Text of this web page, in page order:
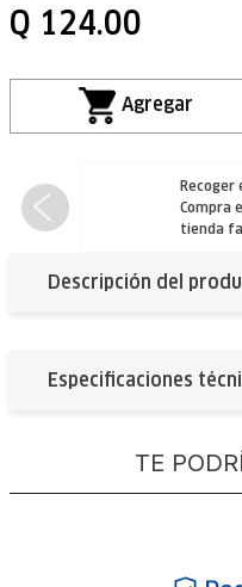
Q 124.00
Recoger
Compra
tienda
Descripción del
Especificaciones
TE